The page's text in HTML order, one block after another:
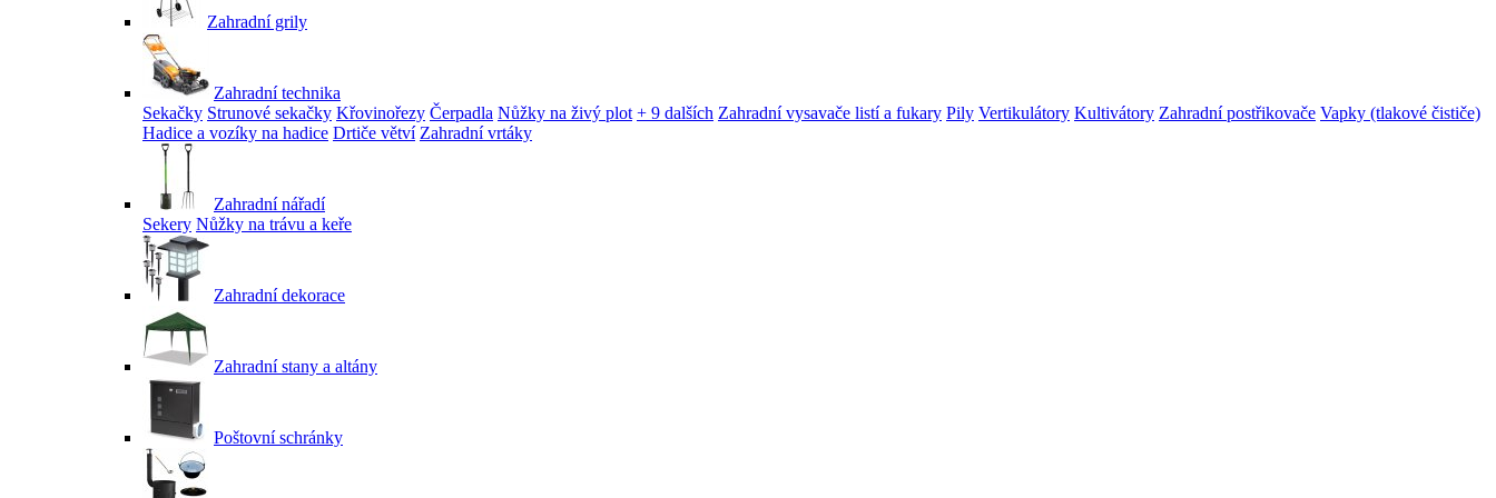
Zahradní grily
Zahradní technika
Sekačky Strunové sekačky Křovinořezy Čerpadla Nůžky na živý plot + 9 dalších Zahradní vysavače listí a fukary Pily Vertikulátory Kultivátory Zahradní postřikovače Vapky (tlakové čističe)
Hadice a vozíky na hadice Drtiče větví Zahradní vrtáky
Zahradní nářadí
Sekery Nůžky na trávu a keře
Zahradní dekorace
Zahradní stany a altány
Poštovní schránky